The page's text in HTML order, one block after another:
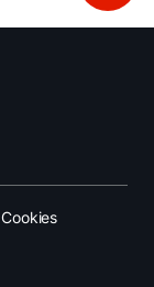
Cookies